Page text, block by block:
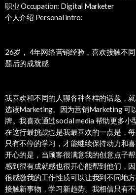
职业 Occupation: Digital Marketer
个人介绍 Personal intro:
26岁， 4年网络营销经验，喜欢接触不
题后的成就感
我喜欢和不同的人聊各种各样的话题，
选读Marketing。因为营销Marketing 可
牌。我喜欢通过social media 帮助更多小
在这行最挑战也是我最喜欢的一点是，
只有不停的学习，才能继续保持动力和
开心的是，当顾客很满意我的创意点子
感到很有成就感也很开心能帮到他们，
很感激我的工作性质可以让我到不同地
接触新事物，学习新趋势。我相信只有